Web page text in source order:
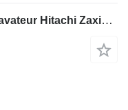
Moteur Isuzu 4HK1-AH pour excavateur Hitachi Zaxis Zx 250